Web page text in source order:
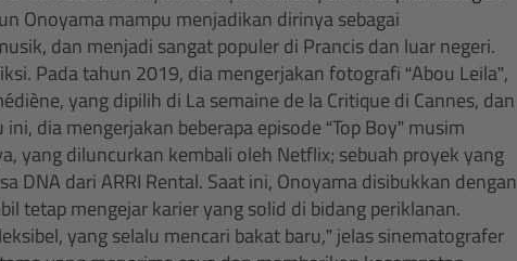
Onoyama mampu menjadikan dirinya sebagai
dan menjadi sangat populer di Prancis dan luar negeri.
Pada tahun 2019, dia mengerjakan fotografi “Abou Leila”,
yang dipilih di La semaine de la Critique di Cannes, dan
dia mengerjakan beberapa episode “Top Boy” musim
yang diluncurkan kembali oleh Netflix; sebuah proyek yang
DNA dari ARRI Rental. Saat ini, Onoyama disibukkan dengan
tetap mengejar karier yang solid di bidang periklanan.
yang selalu mencari bakat baru,” jelas sinematografer